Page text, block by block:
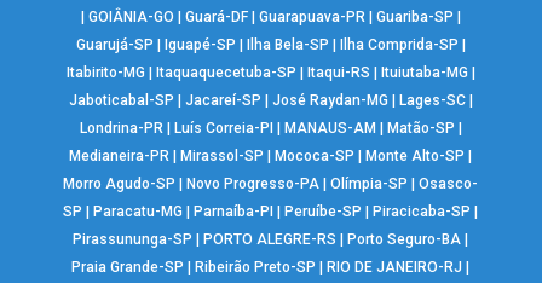
GOIÂNIA-GO Guará-DF| Guarapuava-PR| Guariba-SP
Guarujá-SP
Iguapé-SP Ilha Bela-SP Ilha Comprida-SP
Itabirito-MG
Itaquaquecetuba-SP Itaqui-RS Ituiutaba-MG
Jaboticabal-SP
Jacareí-SP José Raydan-MG Lages-SC|
Londrina-PR| Luís Correia-PI MANAUS-AM Matão-SP
Medianeira-PR
Mirassol-SP Mococa-SP Monte Alto-SP
Morro Agudo-SP
Novo Progresso-PA |Olímpia-SP |Osasco-
SP
Paracatu-MG Parnaíba-PI Peruíbe-SP Piracicaba-SP
Pirassununga-SP
PORTO ALEGRE-RS Porto Seguro-BA
Praia Grande-SP
Ribeirão Preto-SP RIO DE JANEIRO-RJ